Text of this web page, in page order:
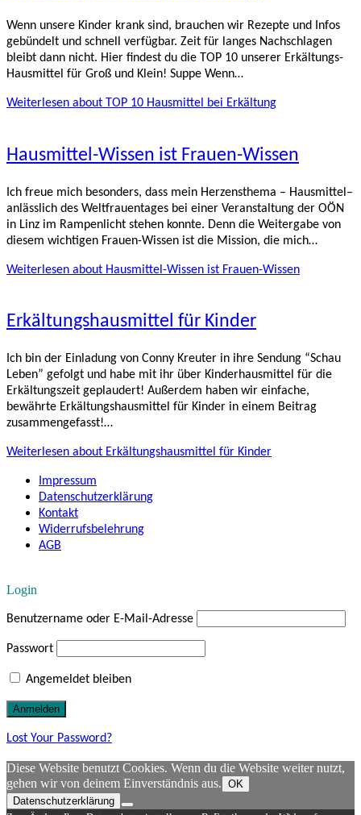
Wenn unsere Kinder krank sind, brauchen wir Rezepte und Infos
gebündelt und schnell verfügbar. Zeit für langes Nachschlagen
bleibt dann nicht. Hier findest du die TOP 10 unserer Erkältungs-
Hausmittel für Groß und Klein! Suppe Wenn…
Weiterlesen about TOP 10 Hausmittel bei Erkältung
Hausmittel-Wissen ist Frauen-Wissen
Ich freue mich besonders, dass mein Herzensthema – Hausmittel–
anlässlich des Weltfrauentages bei einer Veranstaltung der OÖN
in Linz im Rampenlicht stehen konnte. Denn die Weitergabe von
diesem wichtigen Frauen-Wissen ist die Mission, die mich…
Weiterlesen about Hausmittel-Wissen ist Frauen-Wissen
Erkältungshausmittel für Kinder
Ich bin der Einladung von Conny Kreuter in ihre Sendung “Schau
Leben” gefolgt und habe mit ihr über Kinderhausmittel für die
Erkältungszeit geplaudert! Außerdem haben wir einfache,
bewährte Erkältungshausmittel für Kinder in einem Beitrag
zusammengefasst!…
Weiterlesen about Erkältungshausmittel für Kinder
Impressum
Datenschutzerklärung
Kontakt
Widerrufsbelehrung
AGB
Login
Benutzername oder E-Mail-Adresse
Passwort
Angemeldet bleiben
Lost Your Password?
Diese Website benutzt Cookies. Wenn du die Website weiter nutzt,
gehen wir von deinem Einverständnis aus. OK
Datenschutzerklärung